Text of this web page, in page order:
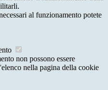
al funzionamento potete
non possono essere
nella pagina della cookie